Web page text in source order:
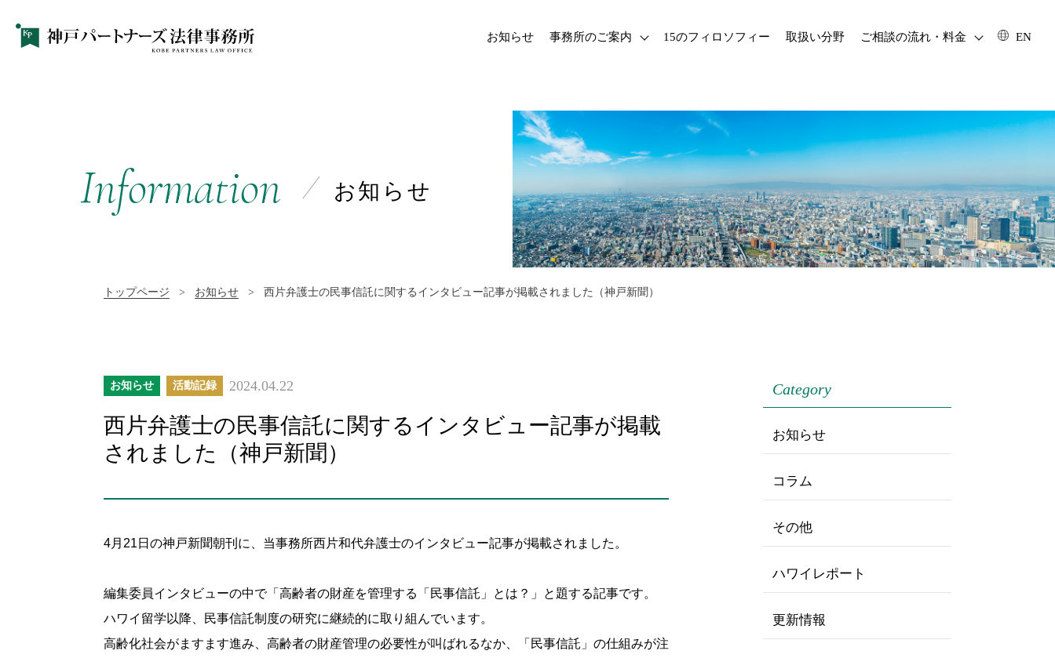
お知らせ 事務所のご案内 15のフィロソフィー 取扱い分野 ご相談の流れ・料金 EN
Information お知らせ
トップページ > お知らせ > 西片弁護士の民事信託に関するインタビュー記事が掲載されました（神戸新聞）
お知らせ 活動記録 2024.04.22
西片弁護士の民事信託に関するインタビュー記事が掲載
されました（神戸新聞）
4月21日の神戸新聞朝刊に、当事務所西片和代弁護士のインタビュー記事が掲載されました。
編集委員インタビューの中で「高齢者の財産を管理する「民事信託」とは？」と題する記事です。
ハワイ留学以降、民事信託制度の研究に継続的に取り組んでいます。
高齢化社会がますます進み、高齢者の財産管理の必要性が叫ばれるなか、「民事信託」の仕組みが注
Category
お知らせ
コラム
その他
ハワイレポート
更新情報